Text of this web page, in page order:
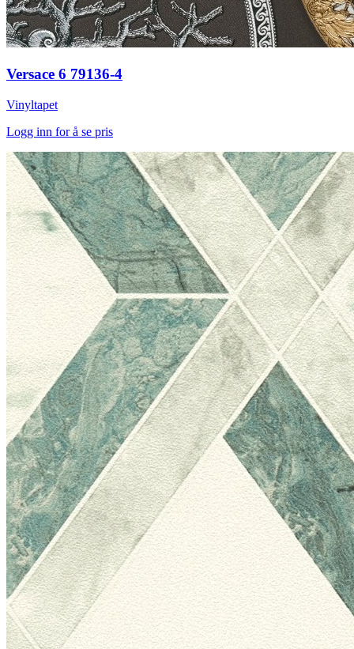
Versace 6 79136-4
Vinyltapet
Logg inn for å se pris